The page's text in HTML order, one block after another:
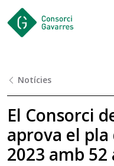
Notícies
El Consorci
aprova el pla
2023 amb 52